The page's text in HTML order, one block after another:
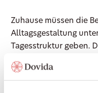
Zuhause müssen die
Alltagsgestaltung
Tagesstruktur geben.
Zubereitung von
Haushalts, das